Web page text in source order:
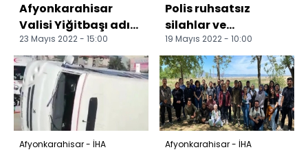
Afyonkarahisar
Valisi Yiğitbaşı adım
adım ilçeleri ziyaret
ediyor Vali Yiği...
23 Mayıs 2022 - 15:00
Polis ruhsatsız
silahlar ve
uyuşturucu ele
geçirdi
19 Mayıs 2022 - 10:00
Afyonkarahisar - İHA Afyonkarahisar - İHA